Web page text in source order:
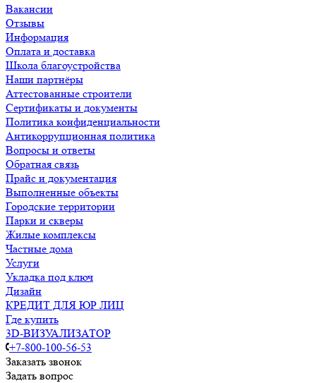
Вакансии
Отзывы
Информация
Оплата и доставка
Школа благоустройства
Наши партнёры
Аттестованные строители
Сертификаты и документы
Политика конфиденциальности
Антикоррупционная политика
Вопросы и ответы
Обратная связь
Прайс и документация
Выполненные объекты
Городские территории
Парки и скверы
Жилые комплексы
Частные дома
Услуги
Укладка под ключ
Дизайн
КРЕДИТ ДЛЯ ЮР ЛИЦ
Где купить
3D-ВИЗУАЛИЗАТОР
+7-800-100-56-53
Заказать звонок
Задать вопрос